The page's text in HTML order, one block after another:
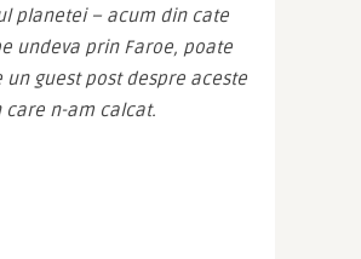
planetei – acum din cate
undeva prin Faroe, poate
un guest post despre aceste
care n-am calcat.